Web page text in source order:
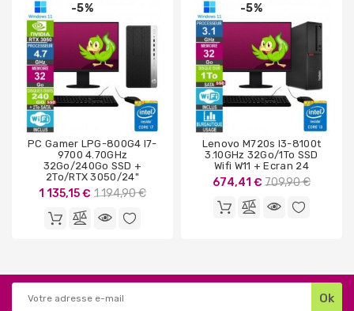
-5%
PC Gamer LPG-800G4 I7-
9700 4.70GHz
32Go/240Go SSD +
2To/RTX 3050/24"
1 135,15 € Prix
base
1 194,90 €
-5%
Lenovo M720s I3-8100t
3.10GHz 32Go/1To SSD
Wifi W11 + Ecran 24
674,41 € Prix
base
709,90 €